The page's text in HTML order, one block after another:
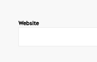
Website